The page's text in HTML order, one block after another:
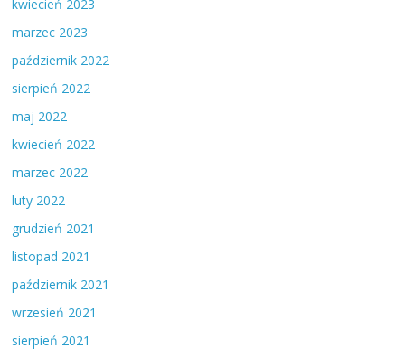
kwiecień 2023
marzec 2023
październik 2022
sierpień 2022
maj 2022
kwiecień 2022
marzec 2022
luty 2022
grudzień 2021
listopad 2021
październik 2021
wrzesień 2021
sierpień 2021